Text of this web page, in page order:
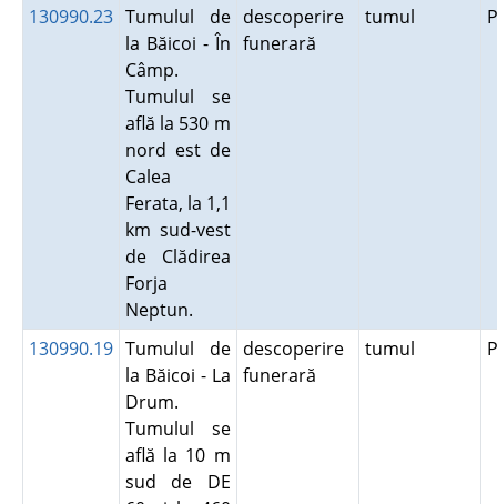
130990.23 Tumulul de
la Băicoi - În
Câmp.
Tumulul se
află la 530 m
nord est de
Calea
Ferata, la 1,1
km sud-vest
de Clădirea
Forja
Neptun.
descoperire
funerară
tumul
130990.19 Tumulul de
la Băicoi - La
Drum.
Tumulul se
află la 10 m
sud de DE
descoperire
funerară
tumul